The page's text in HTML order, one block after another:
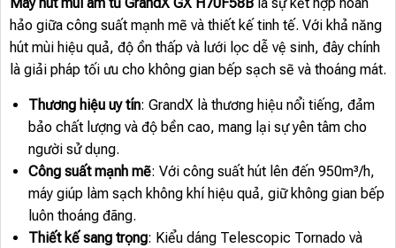
hảo giữa công suất mạnh mẽ và thiết kế tinh tế. Với khả năng
hút mùi hiệu quả, độ ồn thấp và lưới lọc dễ vệ sinh, đây chính
là giải pháp tối ưu cho không gian bếp sạch sẽ và thoáng mát.
Thương hiệu uy tín: GrandX là thương hiệu nổi tiếng, đảm
bảo chất lượng và độ bền cao, mang lại sự yên tâm cho
người sử dụng.
Công suất mạnh mẽ: Với công suất hút lên đến 950m³/h,
máy giúp làm sạch không khí hiệu quả, giữ không gian bếp
luôn thoáng đãng.
Thiết kế sang trọng: Kiểu dáng Telescopic Tornado và